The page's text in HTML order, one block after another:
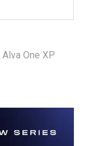
Alva One XP